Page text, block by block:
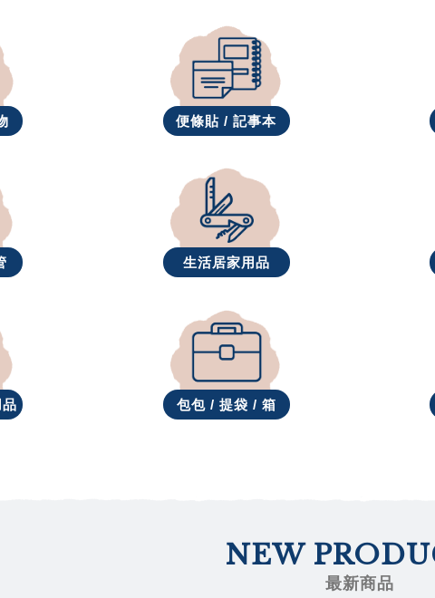
便條貼 / 記事本
生活居家用品
包包 / 提袋 / 箱
NEW
最新商品